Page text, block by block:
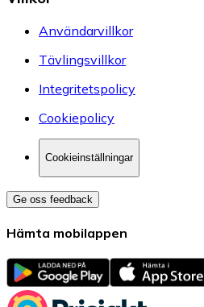
Användarvillkor
Tävlingsvillkor
Integritetspolicy
Cookiepolicy
Cookieinställningar
Ge oss feedback
Hämta mobilappen